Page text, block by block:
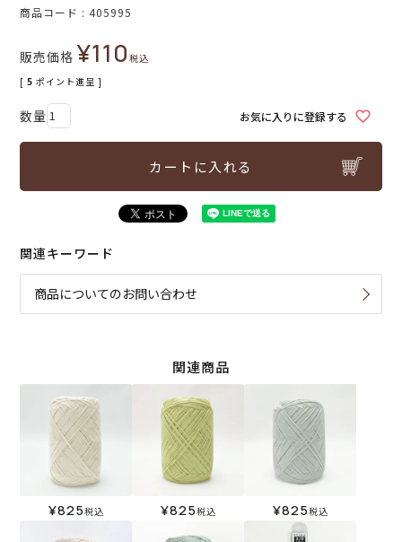
商品コード 405995
販売価格 ¥110税込
[ 5 ポイント進呈 ]
お気に入りに登録する
カートに入れる
関連キーワード
商品についてのお問い合わせ
関連商品
¥825税込 ¥825税込 ¥825税込